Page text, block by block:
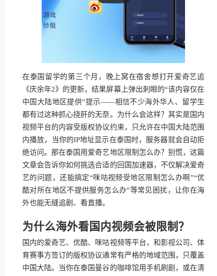
在泰国留学的第三个月，晚上窝在宿舍想打开爱奇艺追
《庆余年2》的更新，结果屏幕上弹出刺眼的“该内容仅在
中国大陆地区提供”提示——相信不少海外华人、留学生
都有过这种抓心挠肝的无奈。为什么会这样？其实是国内
视频平台的内容受版权协议约束，只允许在中国大陆范围
内播放，当你的IP地址显示在泰国时，服务器就会自动拒
绝访问。那在泰国用爱奇艺地区限制怎么办？别慌，这篇
文章会告诉你如何挑选合适的回国加速器，不仅解决爱奇
艺的问题，还能搞定“咪咕视频受地区限制怎么办啊”“优
酷对所在地区不提供服务怎么办”等常见困扰，让你在海
外也能无缝追剧、看直播。
为什么海外看国内视频会被限制？
国内的爱奇艺、优酷、咪咕视频等平台，和影视公司、体
育赛事方签订的版权协议通常有严格的地域范围，只覆盖
中国大陆。当你在泰国曼谷的咖啡馆用手机刷剧，或在清